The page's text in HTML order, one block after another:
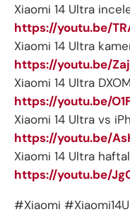
Xiaomi 14 Ultra
https://youtu.be/
Xiaomi 14 Ultra
https://youtu.be/
Xiaomi 14 Ultra
https://youtu.be/
Xiaomi 14 Ultra vs
https://youtu.be/
Xiaomi 14 Ultra
https://youtu.be/
#Xiaomi